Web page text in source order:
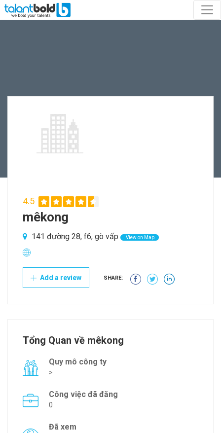
4.5
mêkong
141 đường 28, f6, gò vấp View on Map
Add a review SHARE:
Tổng Quan về mêkong
Quy mô công ty
>
Công việc đã đăng
0
Đã xem